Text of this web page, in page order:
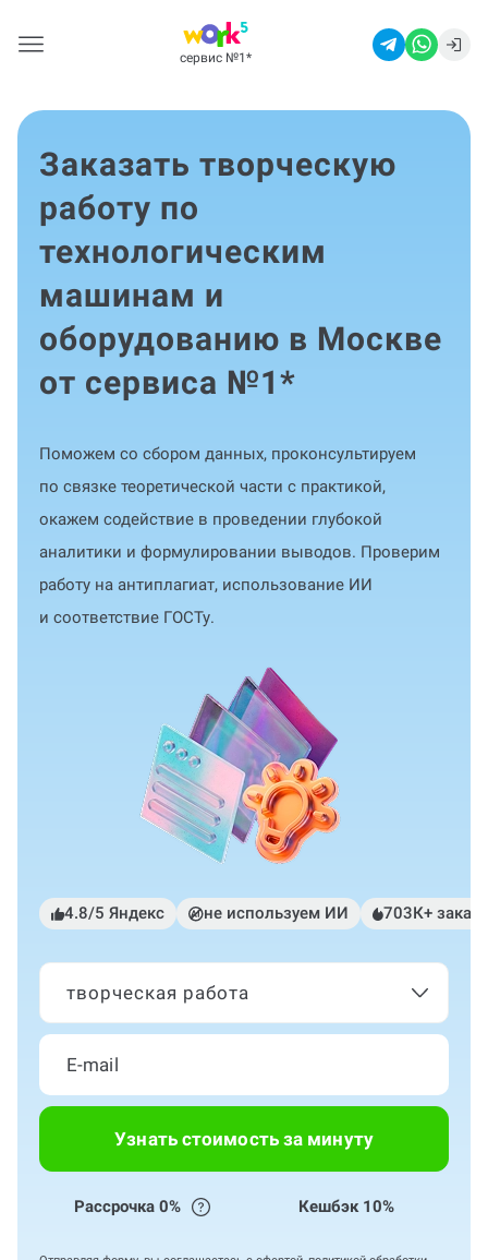
сервис №1 *
Заказать творческую
работу по
технологическим
машинам и
оборудованию в Москве
от сервиса №1*
Поможем со сбором данных, проконсультируем
по связке теоретической части с практикой,
окажем содействие в проведении глубокой
аналитики и формулировании выводов. Проверим
работу на антиплагиат, использование ИИ
и соответствие ГОСТу.
4.8/5 Яндекс не используем ИИ 703К+
творческая работа
Узнать стоимость за минуту
Рассрочка 0% Кешбэк 10%